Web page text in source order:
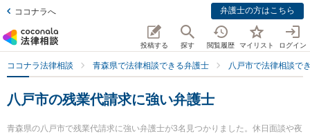
ココナラへ 弁護士の方はこちら
投稿する 探す 閲覧履歴 マイリスト ログイン
ココナラ法律相談 青森県で法律相談できる弁護士 八戸市で法律相談で
八戸市の残業代請求に強い弁護士
青森県の八戸市で残業代請求に強い弁護士が3名見つかりました。休日面談や夜